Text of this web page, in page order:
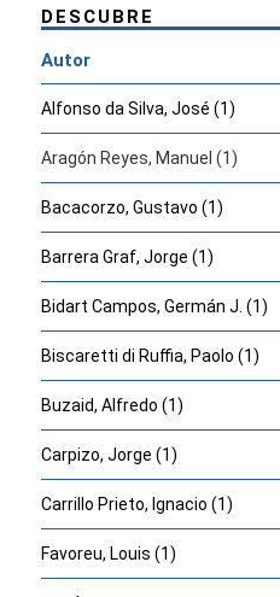
DESCUBRE
Autor
Alfonso da Silva, José (1)
Aragón Reyes, Manuel (1)
Bacacorzo, Gustavo (1)
Barrera Graf, Jorge (1)
Bidart Campos, Germán J. (1)
Biscaretti di Ruffia, Paolo (1)
Buzaid, Alfredo (1)
Carpizo, Jorge (1)
Carrillo Prieto, Ignacio (1)
Favoreu, Louis (1)